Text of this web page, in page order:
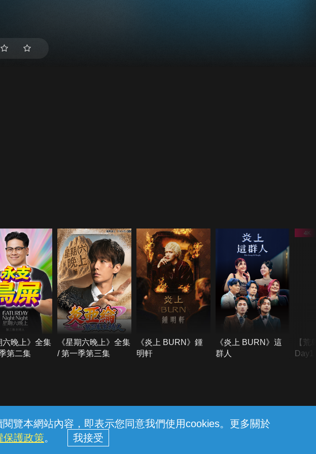
覽本網站內容，即表示您同意我們使用cookies。更多關於
保護政策。
六晚上》全集
第二集
《星期六晚上》全集
/ 第一季第三集
《炎上 BURN》鍾
明軒
《炎上 BURN》這
群人
【荒
隱私權保護
編號：96979949) © 2026